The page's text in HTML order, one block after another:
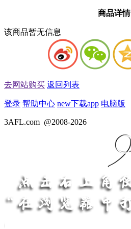
商品详情
该商品暂无信息
去网站购买 返回列表
登录 帮助中心 new下载app 电脑版
3AFL.com @2008-2026